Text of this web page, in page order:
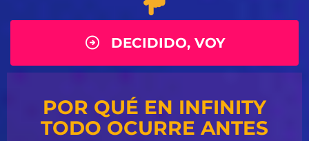
DECIDIDO, VOY
POR QUÉ EN INFINITY
TODO OCURRE ANTES